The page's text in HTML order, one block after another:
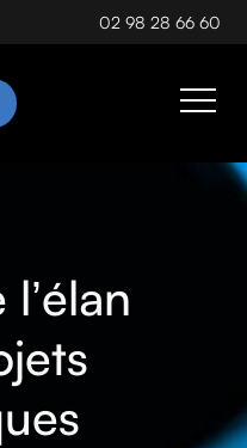
02 98 28 66 60